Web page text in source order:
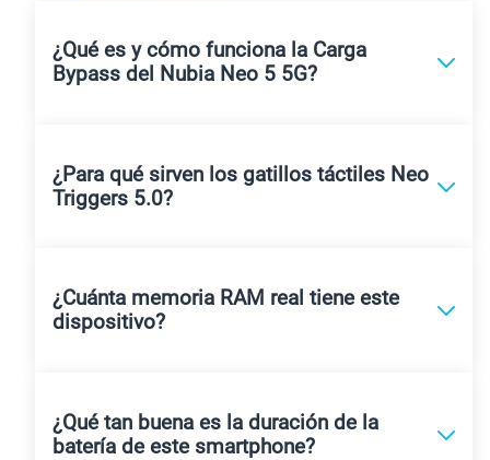
¿Qué es y cómo funciona la Carga
Bypass del Nubia Neo 5 5G?
¿Para qué sirven los gatillos táctiles Neo
Triggers 5.0?
¿Cuánta memoria RAM real tiene este
dispositivo?
¿Qué tan buena es la duración de la
batería de este smartphone?